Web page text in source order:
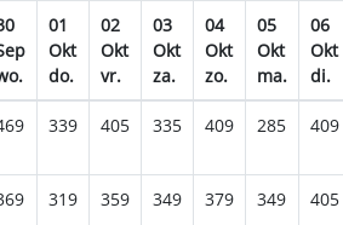
01
Okt
do.
02
Okt
vr.
03
Okt
za.
04
Okt
zo.
05
Okt
ma.
06
Okt
di.
339 405 335 409 285 409
319 359 349 379 349 405